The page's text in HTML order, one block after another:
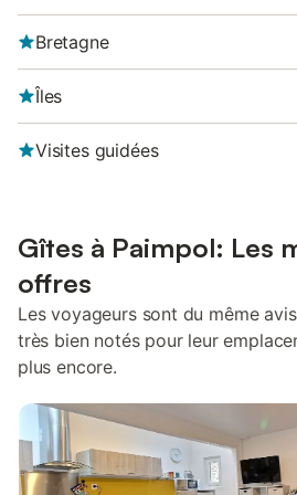
Bretagne
Îles
Visites guidées
Gîtes à Paimpol: Les
offres
Les voyageurs sont du même
très bien notés pour leur
plus encore.